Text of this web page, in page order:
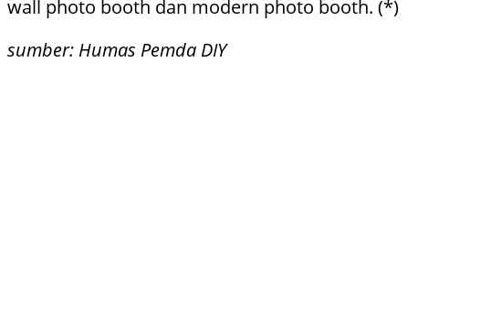
wall photo booth dan modern photo booth. (*)
sumber: Humas Pemda DIY